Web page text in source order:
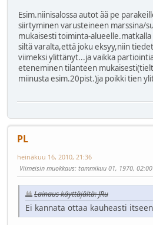
Esim.niinisalossa autot ää pe
siirtyminen varusteineen marssina/
mukaisesti toiminta-
siltä varalta,että joku eksyy,niin
viimeksi ylittänyt...ja vaikka
eteneminen tilanteen
miinusta esim.20pist.)ja poikki tien
PL
heinäkuu 16, 2010, 21:36
Viimeisin muokkaus: tammikuu 01, 1970,
Lainaus käyttäjältä: JRu
Ei kannata ottaa kauheasti